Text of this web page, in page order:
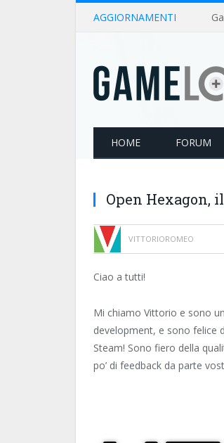
AGGIORNAMENTI
HOME FORUM
Open Hexagon,
VITTORIOROMEO
Ciao a tutti!
Mi chiamo Vittorio e sono
development, e sono felice
Steam! Sono fiero della
po’ di feedback da parte